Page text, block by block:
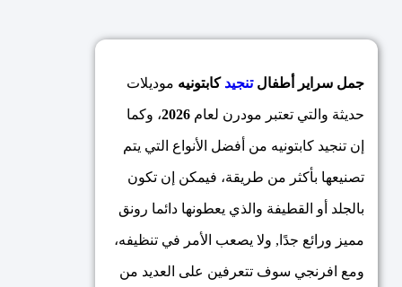
جمل سراير أطفالتنجيد كابتونيه موديلات
حديثة والتي تعتبر مودرن لعام 2026، وكما
إن تنجيد كابتونيه من أفضل الأنواع التي يتم
تصنيعها بأكثر من طريقة، فيمكن إن تكون
بالجلد أو القطيفة والذي يعطونها دائما رونق
مميز ورائع جدًا, ولا يصعب الأمر في تنظيفه،
ومع افرنجي سوف تتعرفين على العديد من